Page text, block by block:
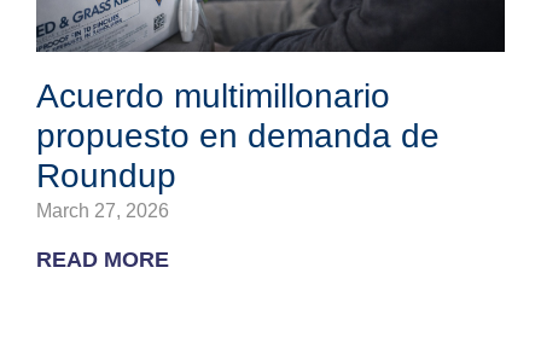
Acuerdo multimillonario
propuesto en demanda de
Roundup
March 27, 2026
READ MORE